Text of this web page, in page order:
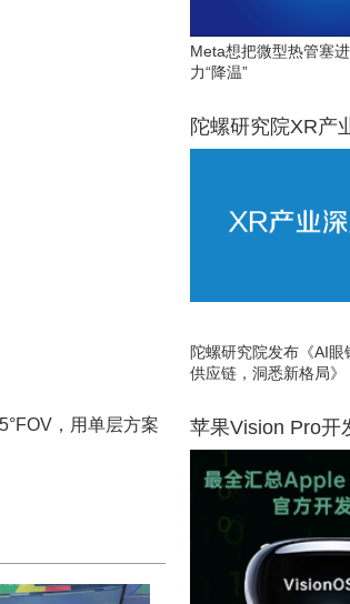
，用单层方案
Meta想把微型热管塞
力“降温”
陀螺研究院XR产
陀螺研究院发布《AI
供应链，洞悉新格局》
苹果Vision Pro开